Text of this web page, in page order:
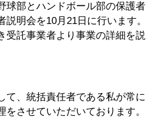
球部とハンドボール部の保護者
説明会を10月21日に行います。
受託事業者より事業の詳細を説
て、統括責任者である私が常に
をさせていただいております。